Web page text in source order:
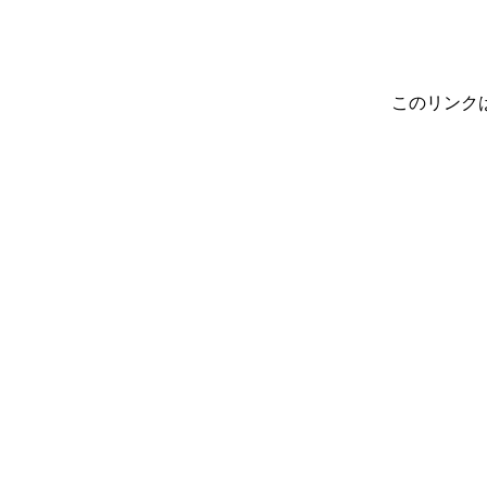
このリンク